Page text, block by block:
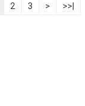
2 3 > >>|